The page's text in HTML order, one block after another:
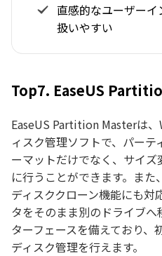
直感的なユーザーイ
扱いやすい
Top7. EaseUS
EaseUS Partition Masterは
ィスク管理ソフトで、パー
ーマットだけでなく、サイ
に行うことができます。また
ディスククローン機能にも対
タをそのまま別のドライブ
ターフェースを備えており、
ディスク管理を行えます。